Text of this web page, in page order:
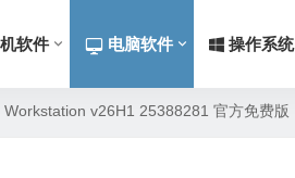
软件 电脑软件 操作系统
v26H1 25388281 官方免费版